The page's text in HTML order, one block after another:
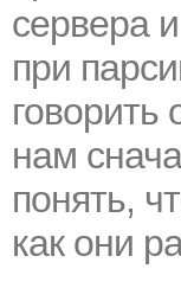
сервера
при
говорить
нам
понять,
как они